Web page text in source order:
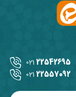
22542695
021
22557092
021